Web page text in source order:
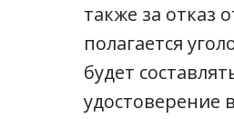
также за отказ
полагается
будет
удостоверение